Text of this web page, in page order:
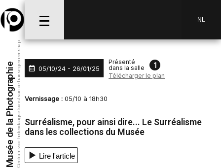
Musée de la PhotographieCentrum voor hedendaagse kunst van de franse gemeenshap
NL
Aller au menu
Aller au contenu
Aller à la recherche
05/10/24 - 26/01/25
Présenté
dans la salle
1
Télécharger le plan
Vernissage : 05/10 à 18h30
Surréalisme, pour ainsi dire... Le Surréalisme
dans les collections du Musée
Lire l'article